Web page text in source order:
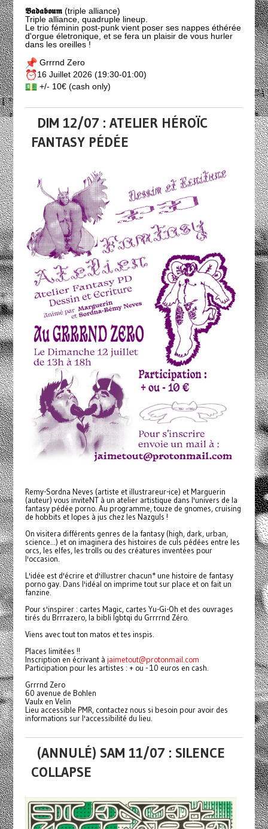
𝕭𝖆𝖉𝖆𝖇𝖔𝖚𝖒(triple alliance)
Triple alliance, quadruple lineup.
Le trio féminin post-punk vient poser ses nappes éthérée
d'orgue életronique, et se fera un plaisir de vous hurler
dans les oreilles !
Grrrnd Zero
16 Juillet 2026 (19:30-01:00)
+/- 10€ (cash only)
DIM 12/07 : ATELIER HÉROÏC
FANTASY PÉDÉE
Remy-Sordna Neves (artiste et illustrareur-ice) et Marguerin
(auteur) vous inviteNT à un atelier artistique dans l'univers de la
fantasy pédée porno. Au programme, touze de gnomes, cruising
de hobbits et lopes à jus chez les Nazguls !
On visitera différents genres de la fantasy (high, dark, urban,
science...) et on imaginera des histoires de culs pédées entre les
orcs, les elfes, les trolls ou des créatures inventées pour
l'occasion.
L'idée est d'écrire et d'illustrer chacun* une histoire de fantasy
porno gay. Dans l'idéal on imprime tout sur place et on fait un
fanzine.
Pour s'inspirer : cartes Magic, cartes Yu-Gi-Oh et des ouvrages
tirés du Brrrazero, la bibli lgbtqi du Grrrrnd Zéro.
Viens avec tout ton matos et tes inspis.
Places limitées !!
Inscription en écrivant à jaimetout@protonmail.com
Participation pour les artistes : + ou - 10 euros en cash.
Grrrnd Zero
60 avenue de Bohlen
Vaulx en Velin
Lieu accessible PMR, contactez nous si besoin pour avoir des
informations sur l'accessibilité du lieu.
(ANNULÉ) SAM 11/07 : SILENCE
COLLAPSE